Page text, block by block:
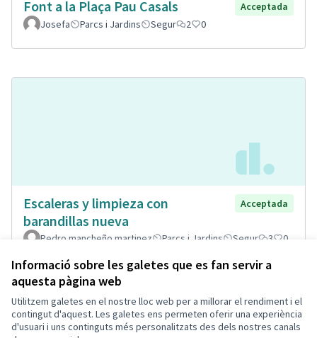
Informació sobre les galetes que es fan servir a
aquesta pàgina web
Utilitzem galetes en el nostre lloc web per a millorar el rendiment i el
contingut d'aquest. Les galetes ens permeten oferir una experiència
d'usuari i uns continguts més personalitzats des dels nostres canals
Font a la Plaça Pau Casals
Acceptada
Josefa
Parcs i Jardins Segur 2 0
Escaleras y limpieza con
barandillas nueva
Acceptada
Pedro mancheño martinez Parcs i Jardins Segur 3 0
Termes i condicions d'ús
Configuració de les galetes
Decidim Calafell a X
Decidim Calafell a Facebook
Decidim Calafell a YouTube
Decidim Calafell a GitHub